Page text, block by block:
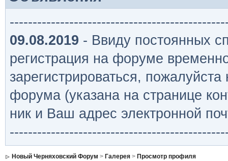
09.08.2019 - Ввиду постоянных
регистрация на форуме
зарегистрироваться,
форума (указана на странице
ник и Ваш адрес электронной
Новый Черняховский Форум > Галерея> Просмотр профиля